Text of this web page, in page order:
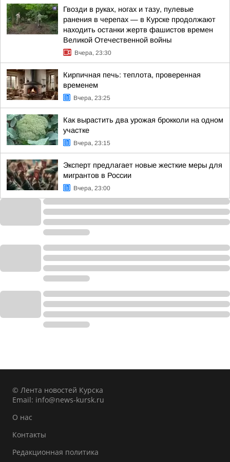
Гвозди в руках, ногах и тазу, пулевые
ранения в черепах — в Курске продолжают
находить останки жертв фашистов времен
Великой Отечественной войны
Вчера, 23:30
Кирпичная печь: теплота, проверенная
временем
Вчера, 23:25
Как вырастить два урожая брокколи на одном
участке
Вчера, 23:15
Эксперт предлагает новые жесткие меры для
мигрантов в России
Вчера, 23:00
© Лента новостей Курска
Email: info@news-kursk.ru
О нас
Контакты
Редакционная политика